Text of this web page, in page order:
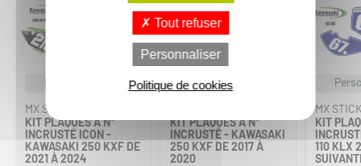
Personnalisable
MX STICKERS
KIT PLAQUES À N°
INCRUSTÉ ICON -
KAWASAKI 250 KXF DE
2021 À 2024
Personnalisable
KIT PLAQUES À N°
INCRUSTÉ - KAWASAKI
250 KXF DE 2017 À
2020
MX
KIT
110 KLX
Tout refuser
Personnaliser
Politique de cookies